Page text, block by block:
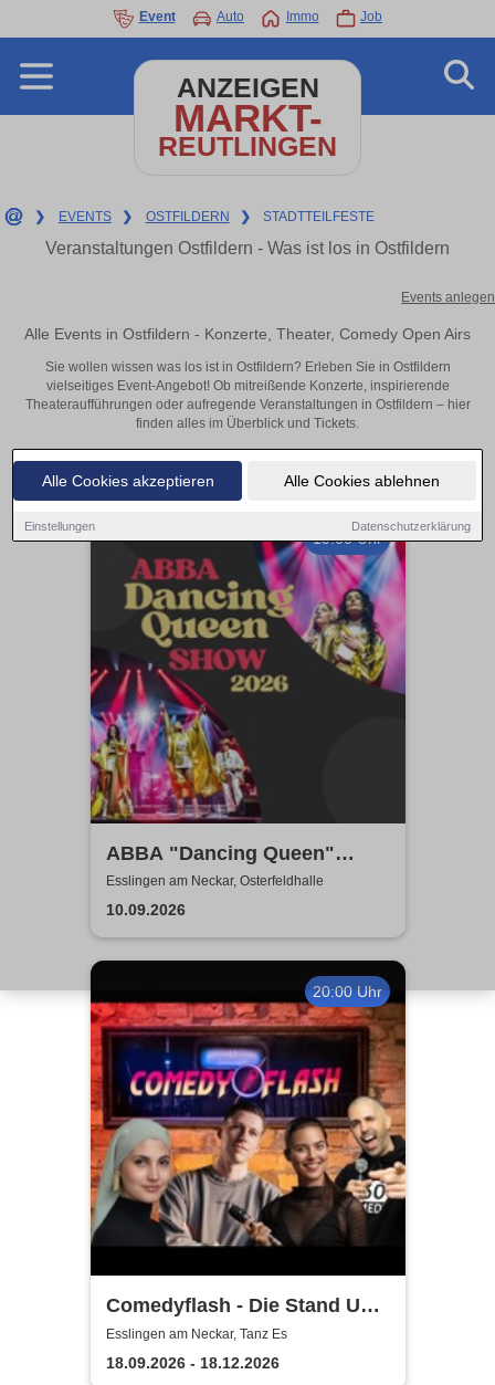
Alle Cookies akzeptieren Alle Cookies ablehnen
Einstellungen Datenschutzerklärung
Event Auto Immo Job
ANZEIGEN
MARKT-
REUTLINGEN
❯ EVENTS ❯ OSTFILDERN ❯ STADTTEILFESTE
Veranstaltungen Ostfildern - Was ist los in Ostfildern
Events anlegen
Alle Events in Ostfildern - Konzerte, Theater, Comedy Open Airs
Sie wollen wissen was los ist in Ostfildern? Erleben Sie in Ostfildern
vielseitiges Event-Angebot! Ob mitreißende Konzerte, inspirierende
Theateraufführungen oder aufregende Veranstaltungen in Ostfildern – hier
finden alles im Überblick und Tickets.
19:00 Uhr
ABBA "Dancing Queen"
Show 2026
Esslingen am Neckar, Osterfeldhalle
10.09.2026
20:00 Uhr
Comedyflash - Die Stand Up
Comedy Show in Esslingen
Esslingen am Neckar, Tanz Es
18.09.2026 - 18.12.2026